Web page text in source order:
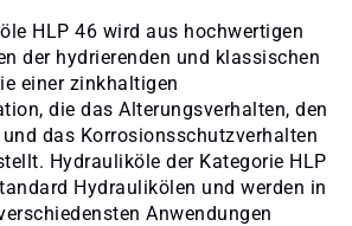
HLP 46 wird aus hochwertigen
der hydrierenden und klassischen
einer zinkhaltigen
die das Alterungsverhalten, den
das Korrosionsschutzverhalten
Hydrauliköle der Kategorie HLP
Hydraulikölen und werden in
Anwendungen